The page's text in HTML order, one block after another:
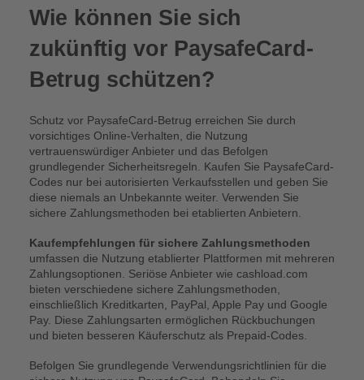
Wie können Sie sich
zukünftig vor PaysafeCard-
Betrug schützen?
Schutz vor PaysafeCard-Betrug erreichen Sie durch
vorsichtiges Online-Verhalten, die Nutzung
vertrauenswürdiger Anbieter und das Befolgen
grundlegender Sicherheitsregeln. Kaufen Sie PaysafeCard-
Codes nur bei autorisierten Verkaufsstellen und geben Sie
diese niemals an Unbekannte weiter. Verwenden Sie
sichere Zahlungsmethoden bei etablierten Anbietern.
Kaufempfehlungen für sichere Zahlungsmethoden
umfassen die Nutzung etablierter Plattformen mit mehreren
Zahlungsoptionen. Seriöse Anbieter wie cashload.com
bieten verschiedene sichere Zahlungsmethoden,
einschließlich Kreditkarten, PayPal, Apple Pay und Google
Pay. Diese Zahlungsarten ermöglichen Rückbuchungen
und bieten besseren Käuferschutz als Prepaid-Codes.
Befolgen Sie grundlegende Verwendungsrichtlinien für die